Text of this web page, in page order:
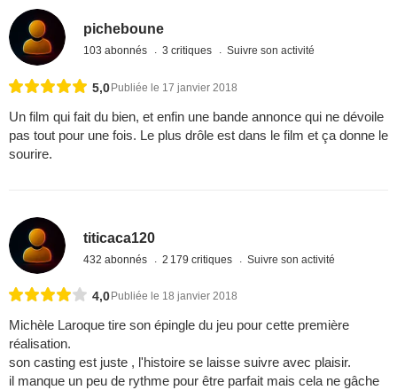
picheboune
103 abonnés 3 critiques Suivre son activité
5,0 Publiée le 17 janvier 2018
Un film qui fait du bien, et enfin une bande annonce qui ne dévoile
pas tout pour une fois. Le plus drôle est dans le film et ça donne le
sourire.
titicaca120
432 abonnés 2 179 critiques Suivre son activité
4,0 Publiée le 18 janvier 2018
Michèle Laroque tire son épingle du jeu pour cette première
réalisation.
son casting est juste , l'histoire se laisse suivre avec plaisir.
il manque un peu de rythme pour être parfait mais cela ne gâche